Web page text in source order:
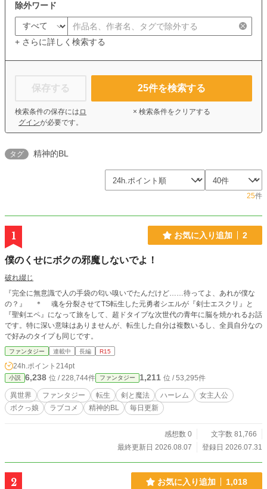
除外ワード
+ さらに詳しく検索する
保存する
検索条件の保存には ロ
グインが必要です。
25件を検索する
× 検索条件をクリアする
タグ 精神的BL
25件
1 お気に入り追加 2
僕のくせにボクの邪魔しないでよ！
破れ綴じ
『完全に無意識で人の手袋の匂い嗅いでたんだけど……待ってよ、あれが僕な
の？』 ＊ 魂を分裂させてTS転生した元勇者シエルが『剣士エスクリ』と
『聖剣エペ』になって旅をして、超ドタイプな次世代の青年に脳を焼かれるお話
です。特に深い意味はありませんが、転生した自分は複数いるし、全員自分なの
で好みのタイプも同じです。
ファンタジー 連載中 長編 R15
24h.ポイント 214pt
小説 6,238 位 / 228,744件 ファンタジー 1,211 位 / 53,295件
異世界 ファンタジー 転生 剣と魔法 ハーレム
女主人公
ボクっ娘
ラブコメ 精神的BL 毎日更新
感想数 0
文字数 81,766
最終更新日 2026.08.07
登録日 2026.07.31
2 お気に入り追加 1,018